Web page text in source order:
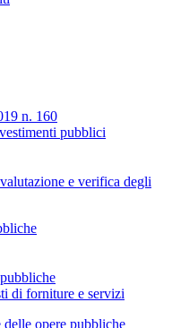
n. 160
pubblici
e verifica degli
di forniture e servizi
opere pubbliche